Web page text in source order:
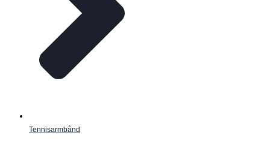
Tennisarmbånd